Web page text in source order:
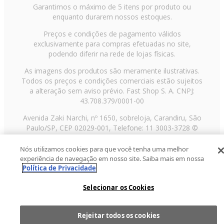
Dimensões do produto sem embalagem (AxLxP): 165,8x75,9x7,79 mm
Dimensões do produto com embalagem (AxLxP): 180,0x90,0x60,0 mm
Peso do produto sem embalagem: 0,196 Kg
Itens Inclusos
Cabo de dados USB Type-C
Carregador 45W
Pino ejetor do cartão SIM
Capa protetora
Protetor de tela
Guia rápido de introdução
Garantimos o máximo de 5 itens por produto ou
enquanto durarem nossos estoques.
Preços e condições de pagamento válidos
exclusivamente para compras efetuadas no site,
podendo diferir na rede de lojas físicas.
As imagens dos produtos são meramente ilustrativas.
Todos os preços e condições comerciais estão sujeitos
a alteração sem aviso prévio. Fast Shop S. A. CNPJ:
43.708.379/0001-00
Avenida Zaki Narchi, nº 1650, sobreloja, Carandiru, São
Paulo/SP, CEP 02029-001, Telefone: 11 3003-3728 ©
Nós utilizamos cookies para que você tenha uma melhor
experiência de navegação em nosso site. Saiba mais em nossa
Política de Privacidade
Selecionar os Cookies
Rejeitar todos os cookies